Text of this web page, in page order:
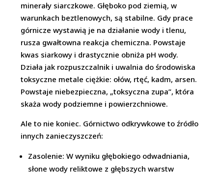
minerały siarczkowe. Głęboko pod ziemią, w
warunkach beztlenowych, są stabilne. Gdy prace
górnicze wystawią je na działanie wody i tlenu,
rusza gwałtowna reakcja chemiczna. Powstaje
kwas siarkowy i drastycznie obniża pH wody.
Działa jak rozpuszczalnik i uwalnia do środowiska
toksyczne metale ciężkie: ołów, rtęć, kadm, arsen.
Powstaje niebezpieczna, „toksyczna zupa”, która
skaża wody podziemne i powierzchniowe.
Ale to nie koniec. Górnictwo odkrywkowe to źródło
innych zanieczyszczeń:
Zasolenie: W wyniku głębokiego odwadniania,
słone wody reliktowe z głębszych warstw